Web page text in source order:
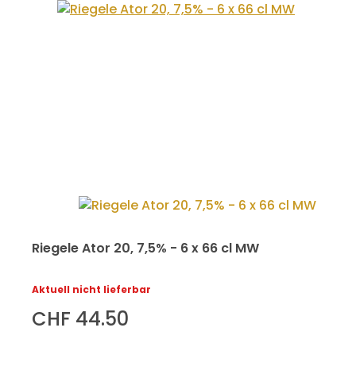
Riegele Ator 20, 7,5% - 6 x 66 cl MW
Aktuell nicht lieferbar
CHF 44.50